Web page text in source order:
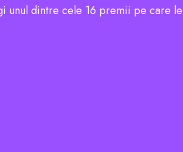
unul dintre cele 16 premii pe care